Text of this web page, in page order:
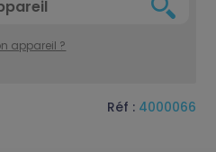
appareil ?
Réf : 4000066